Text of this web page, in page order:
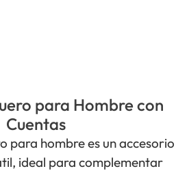
para Hombre con
Cuentas
para hombre es un accesorio
ideal para complementar